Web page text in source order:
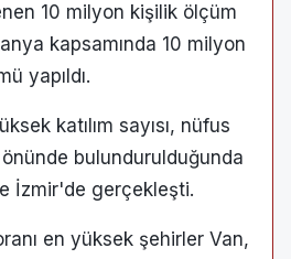
10 milyon kişilik ölçüm
kapsamında 10 milyon
yapıldı.
katılım sayısı, nüfus
bulundurulduğunda
İzmir'de gerçekleşti.
en yüksek şehirler Van,